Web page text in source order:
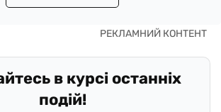
в курсі останніх
подій!